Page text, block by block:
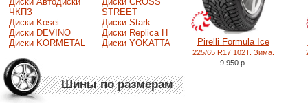
ЧКПЗ
Диски Kosei
Диски DEVINO
Диски KORMETAL
STREET
Диски Stark
Диски Replica H
Диски YOKATTA
Шины по размерам
Pirelli Formula Ice
225/65 R17 102T. Зима.
9 950 р.